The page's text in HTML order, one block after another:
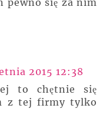
pewno się za nim
2015 12:38
to chętnie się
z tej firmy tylko